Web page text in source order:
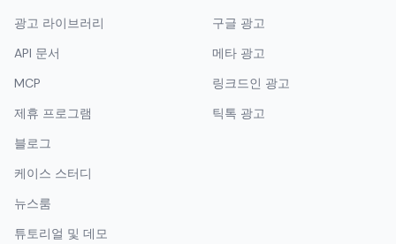
광고 라이브러리
API 문서
MCP
제휴 프로그램
블로그
케이스 스터디
뉴스룸
튜토리얼 및 데모
구글 광고
메타 광고
링크드인 광고
틱톡 광고